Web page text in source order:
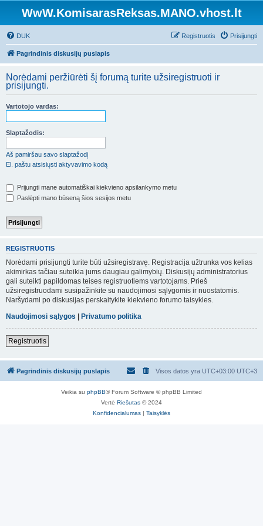
WwW.KomisarasReksas.MANO.vhost.lt
DUK Prisijungti
Registruotis
Pagrindinis diskusijų puslapis
Norėdami peržiūrėti šį forumą turite užsiregistruoti ir
prisijungti.
Vartotojo vardas:
Slaptažodis:
Aš pamiršau savo slaptažodį
El. paštu atsisiųsti aktyvavimo kodą
Prijungti mane automatiškai kiekvieno apsilankymo metu
Paslėpti mano būseną šios sesijos metu
REGISTRUOTIS
Norėdami prisijungti turite būti užsiregistravę. Registracija užtrunka vos kelias
akimirkas tačiau suteikia jums daugiau galimybių. Diskusijų administratorius
gali suteikti papildomas teises registruotiems vartotojams. Prieš
užsiregistruodami susipažinkite su naudojimosi sąlygomis ir nuostatomis.
Naršydami po diskusijas perskaitykite kiekvieno forumo taisykles.
Naudojimosi sąlygos | Privatumo politika
Registruotis
Pagrindinis diskusijų puslapis Visos datos yra UTC+03:00 UTC+3
Veikia su phpBB® Forum Software © phpBB Limited
Vertė Riešutas © 2024
Konfidencialumas | Taisyklės